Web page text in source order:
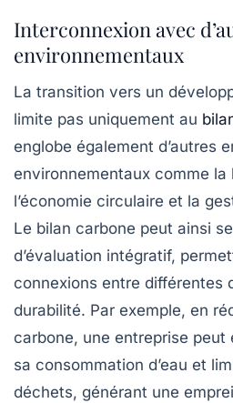
Interconnexion avec
environnementaux
La transition vers un
limite pas uniquement au
englobe également d’autres
environnementaux comme la
l’économie circulaire et la
Le bilan carbone peut ainsi
d’évaluation intégratif,
connexions entre différentes
durabilité. Par exemple, en
carbone, une entreprise peut
sa consommation d’eau et
déchets, générant une